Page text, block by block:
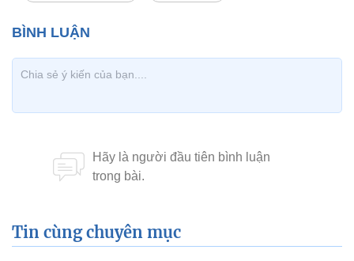
Tin cùng chuyên mục